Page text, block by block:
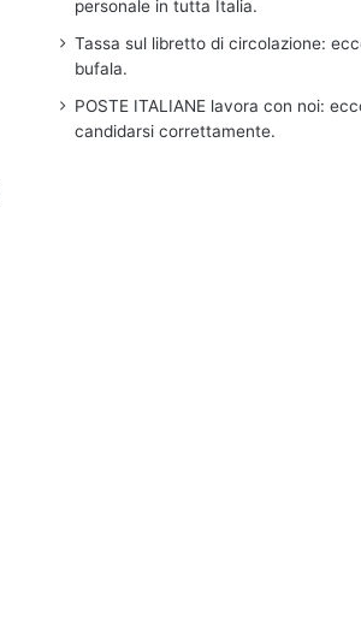
personale in tutta Italia.
Tassa sul libretto di circolazione:
bufala.
POSTE ITALIANE lavora con noi:
candidarsi correttamente.